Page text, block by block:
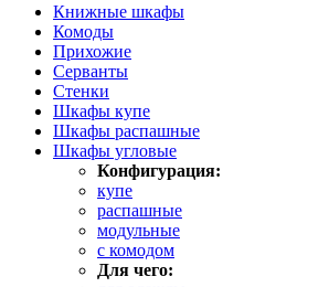
Книжные шкафы
Комоды
Прихожие
Серванты
Стенки
Шкафы купе
Шкафы распашные
Шкафы угловые
Конфигурация:
купе
распашные
модульные
с комодом
Для чего: